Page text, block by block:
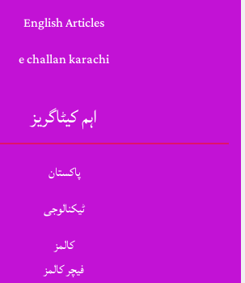
English Articles
e challan karachi
اہم کیٹاگریز
پاکستان
ٹیکنالوجی
کالمز
فیچر کالمز